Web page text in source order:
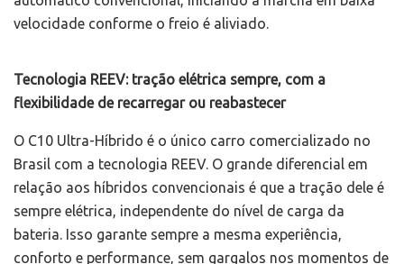
velocidade conforme o freio é aliviado.
Tecnologia REEV: tração elétrica sempre, com a
flexibilidade de recarregar ou reabastecer
O C10 Ultra-Híbrido é o único carro comercializado no
Brasil com a tecnologia REEV. O grande diferencial em
relação aos híbridos convencionais é que a tração dele é
sempre elétrica, independente do nível de carga da
bateria. Isso garante sempre a mesma experiência,
conforto e performance, sem gargalos nos momentos de